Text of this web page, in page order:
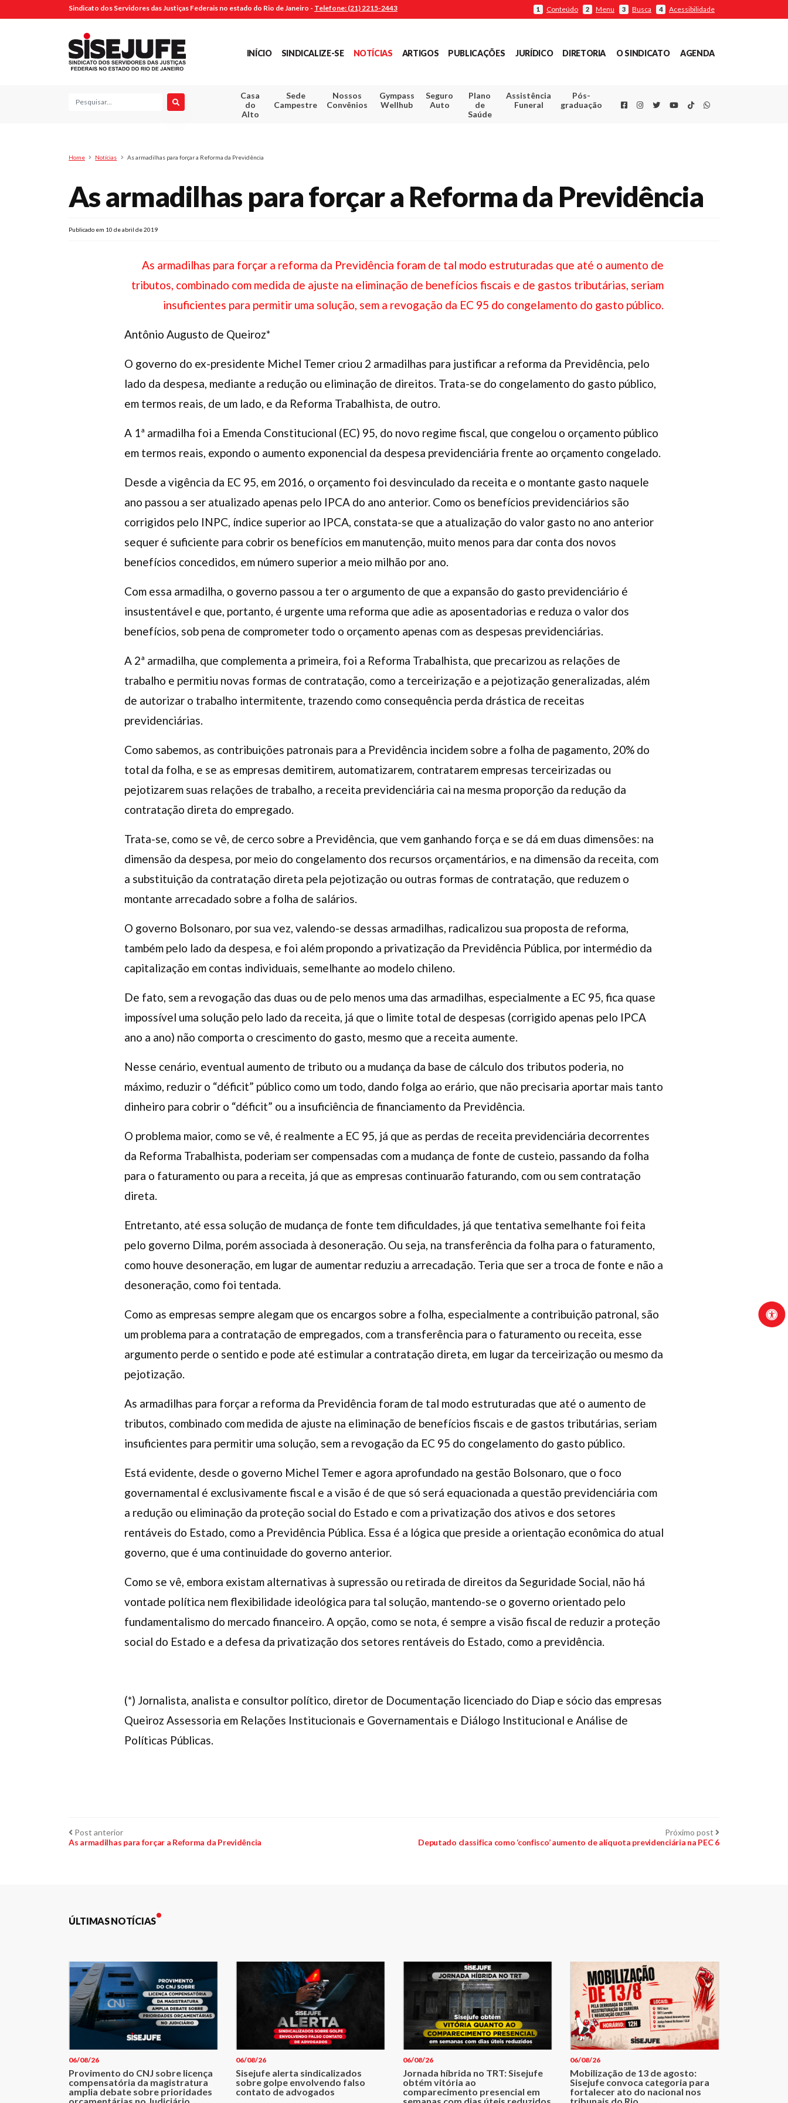
Sindicato dos Servidores das Justiças Federais no estado do Rio de Janeiro - Telefone: (21) 2215-2443 1 Conteúdo 2 Menu 3 Busca 4 Acessibilidade
INÍCIO SINDICALIZE-SE NOTÍCIAS ARTIGOS PUBLICAÇÕES JURÍDICO DIRETORIA O SINDICATO AGENDA
Pesquisa
Casa
do
Alto
Sede
Campestre
Nossos
Convênios
Gympass
Wellhub
Seguro
Auto
Plano
de
Saúde
Assistência
Funeral
Pós-
graduação
FacebookInstagram
TwitterYoutube
TikTokWhatsapp
Home Notícias As armadilhas para forçar a Reforma da Previdência
As armadilhas para forçar a Reforma da Previdência
Publicado em 10 de abril de 2019
As armadilhas para forçar a reforma da Previdência foram de tal modo estruturadas que até o aumento de
tributos, combinado com medida de ajuste na eliminação de benefícios fiscais e de gastos tributárias, seriam
insuficientes para permitir uma solução, sem a revogação da EC 95 do congelamento do gasto público.
Antônio Augusto de Queiroz*
O governo do ex-presidente Michel Temer criou 2 armadilhas para justificar a reforma da Previdência, pelo
lado da despesa, mediante a redução ou eliminação de direitos. Trata-se do congelamento do gasto público,
em termos reais, de um lado, e da Reforma Trabalhista, de outro.
A 1ª armadilha foi a Emenda Constitucional (EC) 95, do novo regime fiscal, que congelou o orçamento público
em termos reais, expondo o aumento exponencial da despesa previdenciária frente ao orçamento congelado.
Desde a vigência da EC 95, em 2016, o orçamento foi desvinculado da receita e o montante gasto naquele
ano passou a ser atualizado apenas pelo IPCA do ano anterior. Como os benefícios previdenciários são
corrigidos pelo INPC, índice superior ao IPCA, constata-se que a atualização do valor gasto no ano anterior
sequer é suficiente para cobrir os benefícios em manutenção, muito menos para dar conta dos novos
benefícios concedidos, em número superior a meio milhão por ano.
Com essa armadilha, o governo passou a ter o argumento de que a expansão do gasto previdenciário é
insustentável e que, portanto, é urgente uma reforma que adie as aposentadorias e reduza o valor dos
benefícios, sob pena de comprometer todo o orçamento apenas com as despesas previdenciárias.
A 2ª armadilha, que complementa a primeira, foi a Reforma Trabalhista, que precarizou as relações de
trabalho e permitiu novas formas de contratação, como a terceirização e a pejotização generalizadas, além
de autorizar o trabalho intermitente, trazendo como consequência perda drástica de receitas
previdenciárias.
Como sabemos, as contribuições patronais para a Previdência incidem sobre a folha de pagamento, 20% do
total da folha, e se as empresas demitirem, automatizarem, contratarem empresas terceirizadas ou
pejotizarem suas relações de trabalho, a receita previdenciária cai na mesma proporção da redução da
contratação direta do empregado.
Trata-se, como se vê, de cerco sobre a Previdência, que vem ganhando força e se dá em duas dimensões: na
dimensão da despesa, por meio do congelamento dos recursos orçamentários, e na dimensão da receita, com
a substituição da contratação direta pela pejotização ou outras formas de contratação, que reduzem o
montante arrecadado sobre a folha de salários.
O governo Bolsonaro, por sua vez, valendo-se dessas armadilhas, radicalizou sua proposta de reforma,
também pelo lado da despesa, e foi além propondo a privatização da Previdência Pública, por intermédio da
capitalização em contas individuais, semelhante ao modelo chileno.
De fato, sem a revogação das duas ou de pelo menos uma das armadilhas, especialmente a EC 95, fica quase
impossível uma solução pelo lado da receita, já que o limite total de despesas (corrigido apenas pelo IPCA
ano a ano) não comporta o crescimento do gasto, mesmo que a receita aumente.
Nesse cenário, eventual aumento de tributo ou a mudança da base de cálculo dos tributos poderia, no
máximo, reduzir o “déficit” público como um todo, dando folga ao erário, que não precisaria aportar mais tanto
dinheiro para cobrir o “déficit” ou a insuficiência de financiamento da Previdência.
O problema maior, como se vê, é realmente a EC 95, já que as perdas de receita previdenciária decorrentes
da Reforma Trabalhista, poderiam ser compensadas com a mudança de fonte de custeio, passando da folha
para o faturamento ou para a receita, já que as empresas continuarão faturando, com ou sem contratação
direta.
Entretanto, até essa solução de mudança de fonte tem dificuldades, já que tentativa semelhante foi feita
pelo governo Dilma, porém associada à desoneração. Ou seja, na transferência da folha para o faturamento,
como houve desoneração, em lugar de aumentar reduziu a arrecadação. Teria que ser a troca de fonte e não a
desoneração, como foi tentada.
Como as empresas sempre alegam que os encargos sobre a folha, especialmente a contribuição patronal, são
um problema para a contratação de empregados, com a transferência para o faturamento ou receita, esse
argumento perde o sentido e pode até estimular a contratação direta, em lugar da terceirização ou mesmo da
pejotização.
As armadilhas para forçar a reforma da Previdência foram de tal modo estruturadas que até o aumento de
tributos, combinado com medida de ajuste na eliminação de benefícios fiscais e de gastos tributárias, seriam
insuficientes para permitir uma solução, sem a revogação da EC 95 do congelamento do gasto público.
Está evidente, desde o governo Michel Temer e agora aprofundado na gestão Bolsonaro, que o foco
governamental é exclusivamente fiscal e a visão é de que só será equacionada a questão previdenciária com
a redução ou eliminação da proteção social do Estado e com a privatização dos ativos e dos setores
rentáveis do Estado, como a Previdência Pública. Essa é a lógica que preside a orientação econômica do atual
governo, que é uma continuidade do governo anterior.
Como se vê, embora existam alternativas à supressão ou retirada de direitos da Seguridade Social, não há
vontade política nem flexibilidade ideológica para tal solução, mantendo-se o governo orientado pelo
fundamentalismo do mercado financeiro. A opção, como se nota, é sempre a visão fiscal de reduzir a proteção
social do Estado e a defesa da privatização dos setores rentáveis do Estado, como a previdência.
(*) Jornalista, analista e consultor político, diretor de Documentação licenciado do Diap e sócio das empresas
Queiroz Assessoria em Relações Institucionais e Governamentais e Diálogo Institucional e Análise de
Políticas Públicas.
Navegação
Post anteriorPost
anterior:
As armadilhas para forçar a Reforma da Previdência
Próximo post Próximo
post:
Deputado classifica como ‘confisco’ aumento de alíquota previdenciária na PEC 6
ÚLTIMAS NOTÍCIAS
06/08/26
Provimento do CNJ sobre licença
compensatória da magistratura
amplia debate sobre prioridades
06/08/26
Sisejufe alerta sindicalizados
sobre golpe envolvendo falso
contato de advogados
06/08/26
Jornada híbrida no TRT: Sisejufe
obtém vitória ao
comparecimento presencial em
06/08/26
Mobilização de 13 de agosto:
Sisejufe convoca categoria para
fortalecer ato do nacional nos